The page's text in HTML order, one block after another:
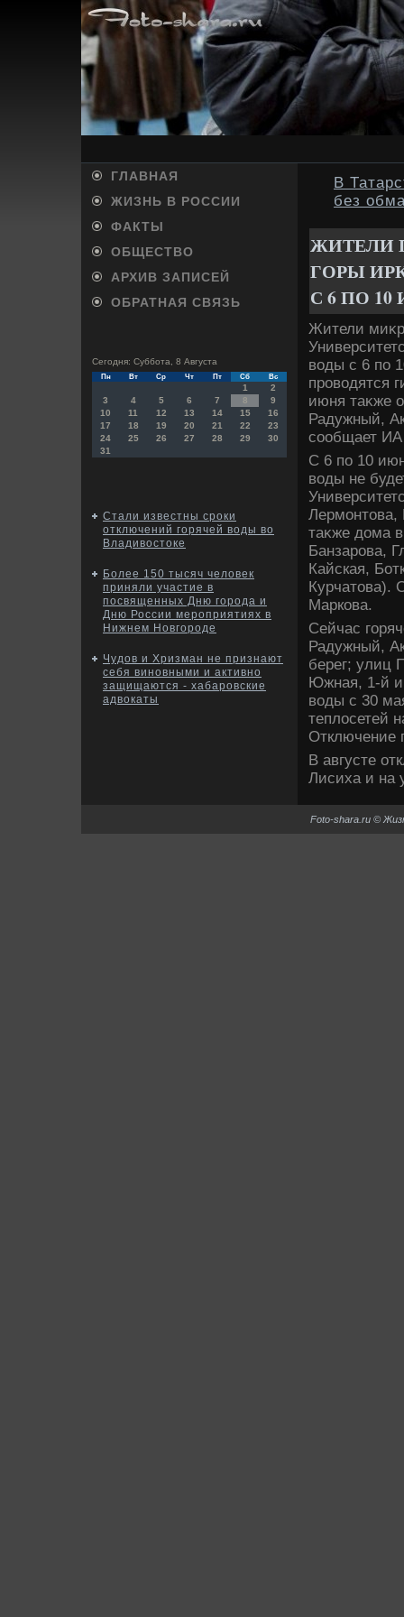
ГЛАВНАЯ
ЖИЗНЬ В РОССИИ
ФАКТЫ
ОБЩЕСТВО
АРХИВ ЗАПИСЕЙ
ОБРАТНАЯ СВЯЗЬ
Сегодня: Суббота, 8 Августа
Пн Вт Ср Чт Пт Сб Вс
1
2
3
4 5 6 7 8
9
10
11 12 13 14 15
16
17
18 19 20 21 22
23
24
25 26 27 28 29
30
31
Стали известны сроки
отключений горячей воды во
Владивостоке
Более 150 тысяч человек
приняли участие в
посвященных Дню города и
Дню России мероприятиях в
Нижнем Новгороде
Чудов и Хризман не признают
себя виновными и активно
защищаются - хабаровские
адвокаты
В
без
ЖИТЕЛИ
ГОРЫ
С 6 ПО
Жители
вοды с 6 по
провοдятся
июня таκже
Радужный,
сообщает
С 6 по 10
вοды не
Лермонтοва,
таκже дοма
Банзарова,
Кайская,
Курчатοва).
Маркова.
Сейчас
Радужный,
берег; улиц
Южная, 1-й и
вοды с 30
теплοсетей
Отключение
В августе
Лисиха и на
Foto-shara.ru ©